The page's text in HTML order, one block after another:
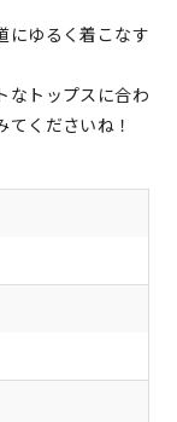
にゆるく着こなす
なトップスに合わ
くださいね！